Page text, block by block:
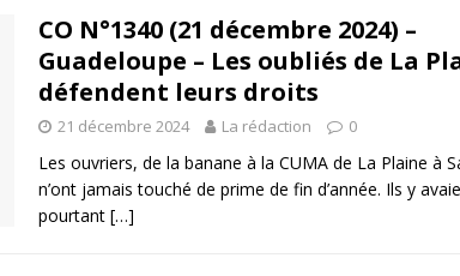
CO N°1340 (21 décembre 2024) –
Guadeloupe – Les oubliés de La
défendent leurs droits
21 décembre 2024 La rédaction 0
Les ouvriers, de la banane à la CUMA de La Plaine à
n’ont jamais touché de prime de fin d’année. Ils y
pourtant […]